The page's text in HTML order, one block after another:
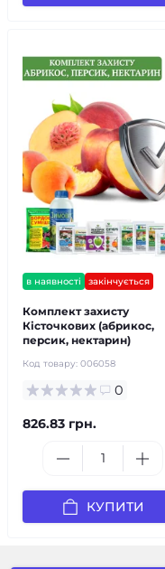
в наявності закінчується
Комплект захисту
Кісточкових (абрикос,
персик, нектарин)
Код товару: 006058
0
826.83 грн.
КУПИТИ